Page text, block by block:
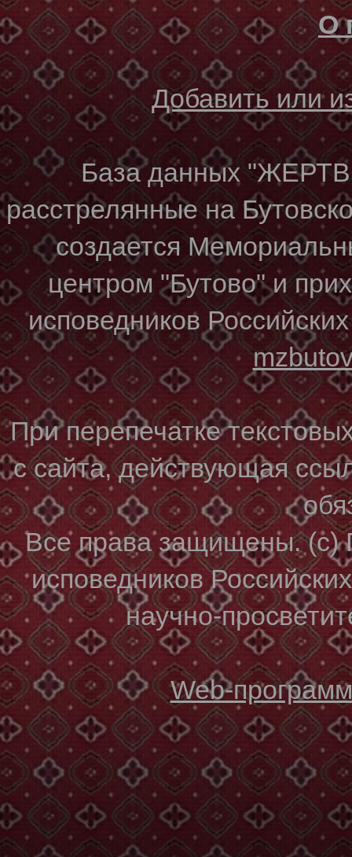
О
Добавить или
База данных
расстрелянные на
создается
центром "Бутово" и
исповедников
При перепечатке
с сайта, действующая
Все права защищены. (с)
исповедников
научно-
Web-